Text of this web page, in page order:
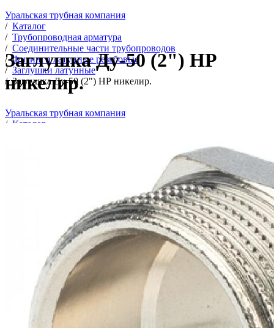
Уральская трубная компания
/ Каталог
/ Трубопроводная арматура
/ Соединительные части трубопроводов
/ Фитинги латунные резьбовые
/ Заглушки латунные
/ Заглушка Ду-50 (2") НР никелир.
Заглушка Ду-50 (2") НР
никелир.
Уральская трубная компания
/ Каталог